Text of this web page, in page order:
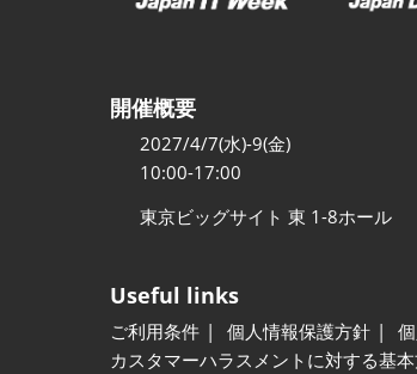
開催概要
2027/4/7(水)-9(金)
10:00-17:00
東京ビッグサイト 東 1-8ホール
Useful links
ご利用条件 個人情報保護方針
カスタマーハラスメントに対する基